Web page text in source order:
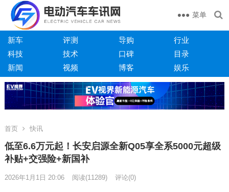
菜单
新车 评测 导购
行业
科技
技术 口碑
目录
新闻
视频 博客 娱乐
首页 快讯
低至6.6万元起！长安启源全新Q05享全系5000元超级
补贴+交强险+新国补
2026年1月1日 20:06 阅读(11289) 评论(0)